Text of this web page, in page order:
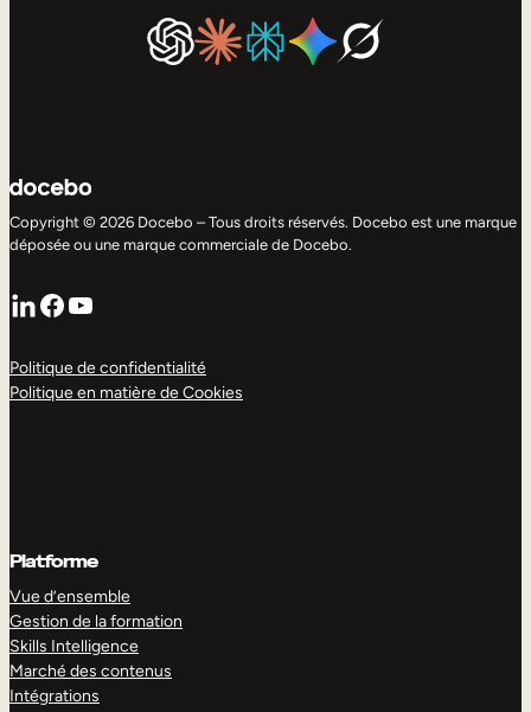
Copyright © 2026 Docebo – Tous droits réservés. Docebo est une marque
déposée ou une marque commerciale de Docebo.
LinkedIn
Facebook
YouTube
Politique de confidentialité
Politique en matière de Cookies
Platforme
Vue d’ensemble
Gestion de la formation
Skills Intelligence
Marché des contenus
Intégrations